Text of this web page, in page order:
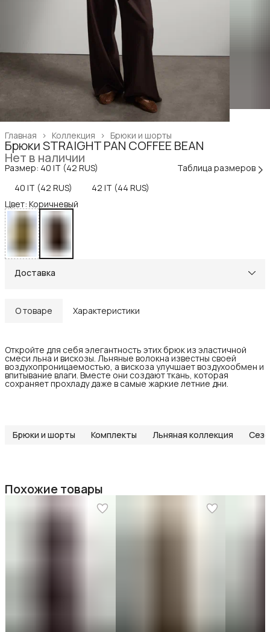
Брюки и шорты
Коллекция ›
Главная ›
Брюки STRAIGHT PAN COFFEE BEAN
Нет в наличии
Размер: 40 IT (42 RUS)
Таблица размеров
40 IT (42 RUS)
42 IT (44 RUS)
Цвет: Коричневый
Доставка
О товаре Характеристики
Откройте для себя элегантность этих брюк из эластичной
смеси льна и вискозы. Льняные волокна известны своей
воздухопроницаемостью, а вискоза улучшает воздухообмен и
впитывание влаги. Вместе они создают ткань, которая
сохраняет прохладу даже в самые жаркие летние дни.
Брюки и шорты Комплекты Льняная коллекция
Похожие товары